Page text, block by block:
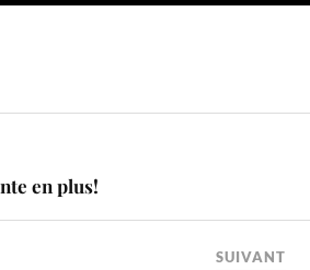
en plus!
SUIVANT